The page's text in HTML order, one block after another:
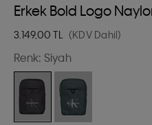
Erkek Bold Logo
3.149,00 TL (KDV Dahil)
Renk: Siyah